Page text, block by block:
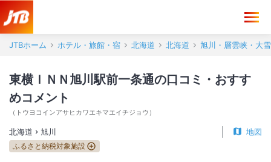
JTBホーム ホテル・旅館・宿 北海道 北海道 旭川・層雲峡・大
東横ＩＮＮ旭川駅前一条通の口コミ・おすす
めコメント
（ トウヨコインアサヒカワエキマエイチジョウ ）
北海道 旭川 地図
ふるさと納税対象施設